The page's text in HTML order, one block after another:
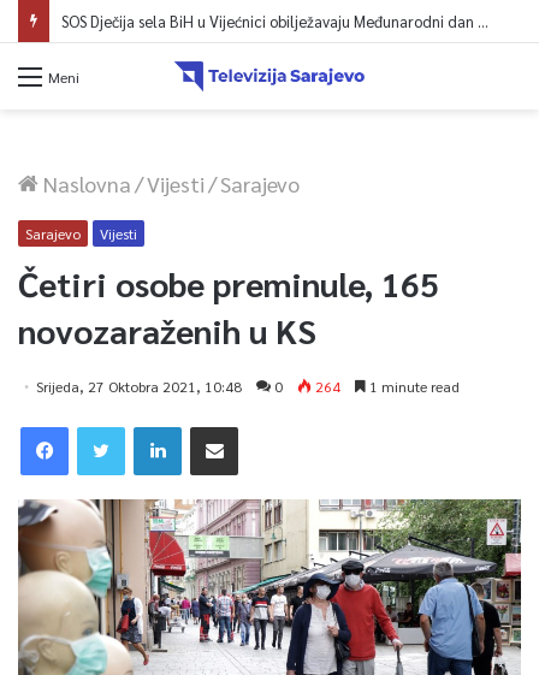
SOS Dječija sela BiH u Vijećnici obilježavaju Međunarodni dan mladih: Više od 200 zaposlenih i stambena podrška za osamostaljivanje
Meni
Naslovna/Vijesti/Sarajevo
Sarajevo Vijesti
Četiri osobe preminule, 165
novozaraženih u KS
Srijeda, 27 Oktobra 2021, 10:48 0 264 1 minute read